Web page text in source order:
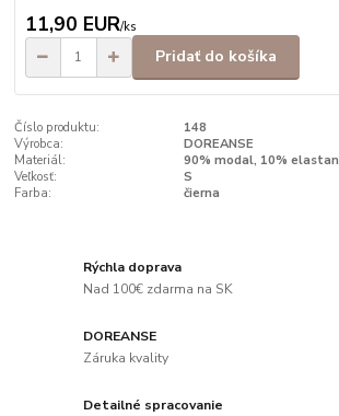
11,90 EUR/ks
Pridať do košíka
Číslo produktu:
148
Výrobca:
DOREANSE
Materiál:
90% modal, 10% elastan
Veľkosť:
S
Farba:
čierna
Rýchla doprava
Nad 100€ zdarma na SK
DOREANSE
Záruka kvality
Detailné spracovanie